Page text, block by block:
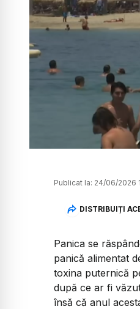
Publicat la: 24/06/2026
DISTRIBUIȚI
Panica se
panică alimentat
toxina puternică
după ce ar fi
însă că anul